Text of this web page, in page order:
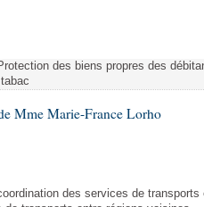
des biens propres des
Mme Marie-France Lorho
des services de